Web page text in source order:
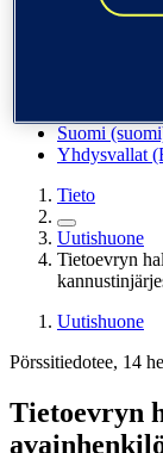
DACH
Espanja /
Suomi
Yhdysvallat
Tieto
Uutishuone
Tietoevryn
Uutishuone
Pörssitiedotee, 14
Tietoevryn